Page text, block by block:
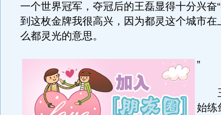
一个世界冠军，夺冠后的王磊显得十分兴奋
到这枚金牌我很高兴，因为都灵这个城市在
么都灵光的意思。
”
王
始练